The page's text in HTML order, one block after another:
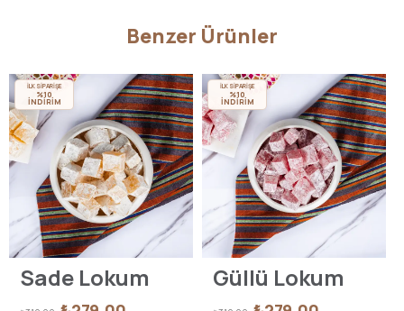
Benzer Ürünler
İLK SİPARİŞE
%10
İNDİRİM
Sade Lokum
İLK SİPARİŞE
%10
İNDİRİM
Güllü Lokum